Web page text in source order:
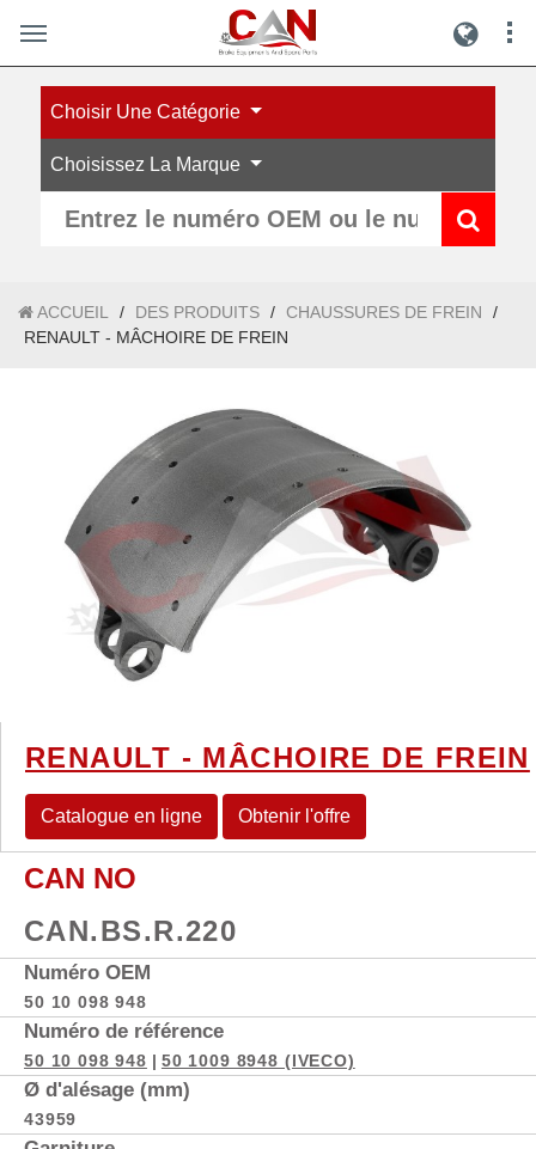
Choisir Une Catégorie
Choisissez La Marque
ACCUEIL / DES PRODUITS / CHAUSSURES DE FREIN
/
RENAULT - MÂCHOIRE DE FREIN
RENAULT - MÂCHOIRE DE FREIN
Catalogue en ligne Obtenir l'offre
CAN NO
CAN.BS.R.220
Numéro OEM
50 10 098 948
Numéro de référence
50 10 098 948 | 50 1009 8948 (IVECO)
Ø d'alésage (mm)
43959